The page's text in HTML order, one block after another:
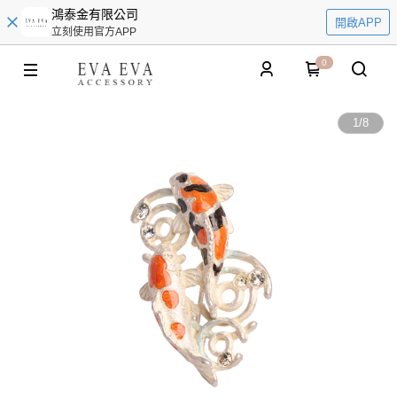
鴻泰金有限公司
立刻使用官方APP
開啟APP
0
1/8